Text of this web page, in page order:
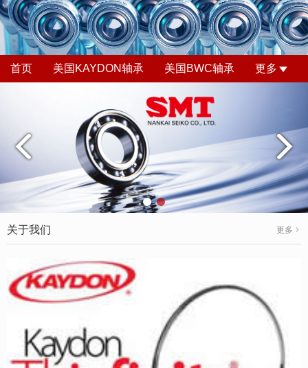
首页 美国KAYDON轴承 美国BWC轴承 更多
关于我们 更多